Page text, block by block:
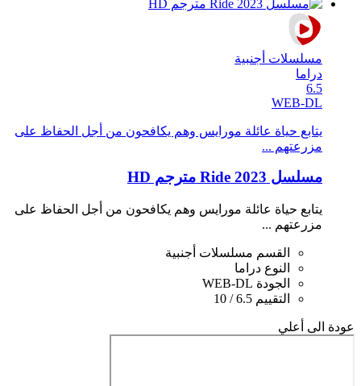
مسلسلات أجنبية
دراما
6.5
WEB-DL
يتابع حياة عائلة مورايس وهم يكافحون من أجل الحفاظ على
مزرعتهم ...
مسلسل Ride 2023 مترجم HD
يتابع حياة عائلة مورايس وهم يكافحون من أجل الحفاظ على
مزرعتهم ...
القسم مسلسلات أجنبية
النوع دراما
الجودة WEB-DL
التقييم 6.5 / 10
عودة الى أعلي